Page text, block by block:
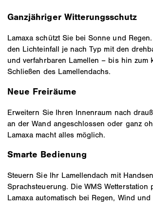
Ganzjähriger Witterungsschutz
Lamaxa schützt Sie bei Sonne und
den Lichteinfall je nach Typ mit den
und verfahrbaren Lamellen – bis hin zum
Schließen des Lamellendachs.
Neue Freiräume
Erweitern Sie Ihren Innenraum nach
an der Wand angeschlossen oder ganz
Lamaxa macht alles möglich.
Smarte Bedienung
Steuern Sie Ihr Lamellendach mit
Sprachsteuerung. Die WMS Wetterstation
Lamaxa automatisch bei Regen, Wind und